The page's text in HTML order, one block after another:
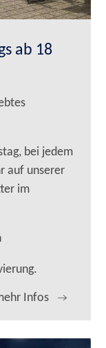
ab 18
bei jedem
auf unserer
im
Infos